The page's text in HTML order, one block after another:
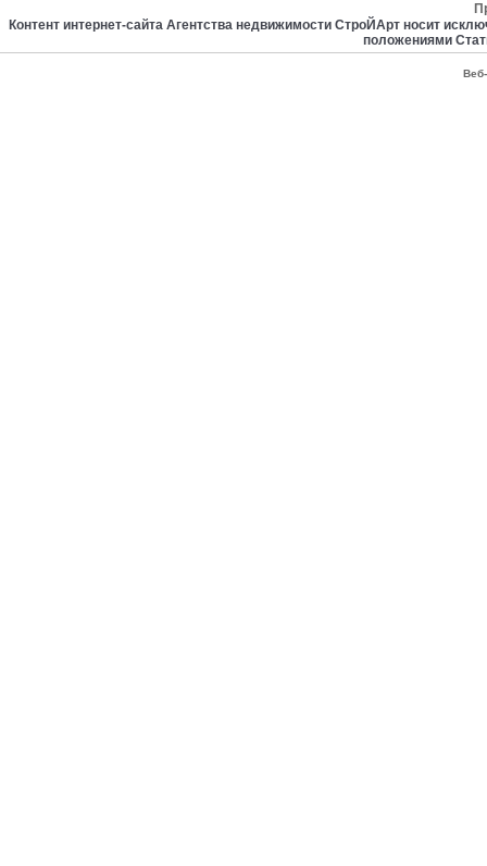
Контент интернет-сайта Агентства недвижимости СтроЙАрт носит
положениями